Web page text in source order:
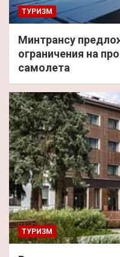
ТУРИЗМ
Минтрансу
ограничения на
самолета
ТУРИЗМ